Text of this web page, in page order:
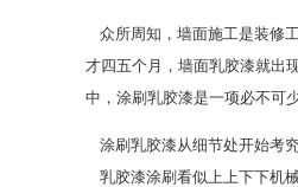
众所周知，墙面施工是装修
才四五个月，墙面乳胶漆就出
中，涂刷乳胶漆是一项必不可
涂刷乳胶漆从细节处开始考
乳胶漆涂刷看似上上下下机